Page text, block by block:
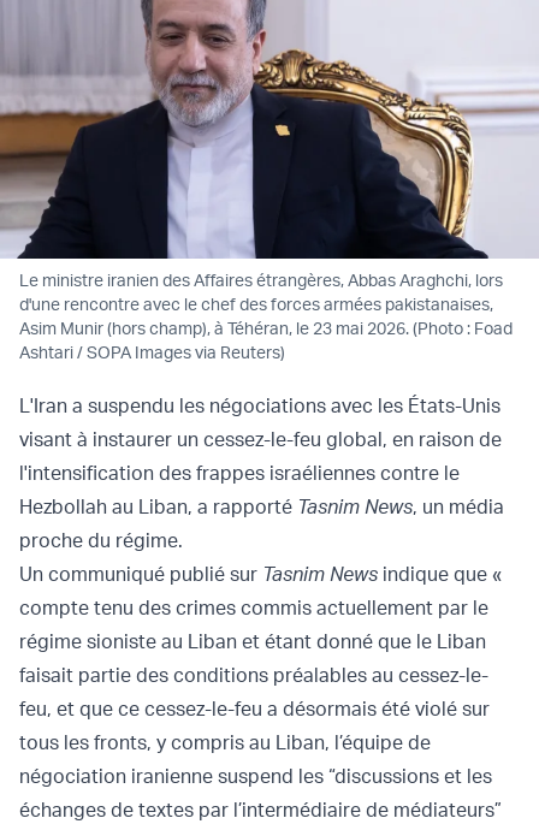
Le ministre iranien des Affaires étrangères, Abbas Araghchi, lors
d'une rencontre avec le chef des forces armées pakistanaises,
Asim Munir (hors champ), à Téhéran, le 23 mai 2026. (Photo : Foad
Ashtari / SOPA Images via Reuters)
L'Iran a suspendu les négociations avec les États-Unis
visant à instaurer un cessez-le-feu global, en raison de
l'intensification des frappes israéliennes contre le
Hezbollah au Liban, a rapporté Tasnim News, un média
proche du régime.
Un communiqué publié sur Tasnim News indique que «
compte tenu des crimes commis actuellement par le
régime sioniste au Liban et étant donné que le Liban
faisait partie des conditions préalables au cessez-le-
feu, et que ce cessez-le-feu a désormais été violé sur
tous les fronts, y compris au Liban, l’équipe de
négociation iranienne suspend les “discussions et les
échanges de textes par l’intermédiaire de médiateurs”